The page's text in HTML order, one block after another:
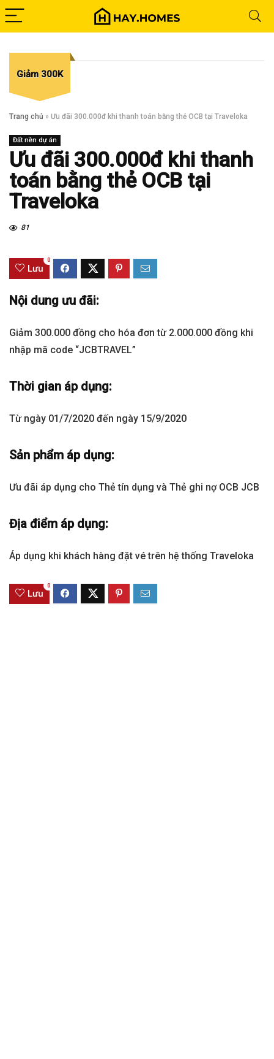
Giảm 300K
Trang chủ » Ưu đãi 300.000đ khi thanh toán bằng thẻ OCB tại Traveloka
Đất nền dự án
Ưu đãi 300.000đ khi thanh
toán bằng thẻ OCB tại
Traveloka
81
Lưu
0
Nội dung ưu đãi:
Giảm 300.000 đồng cho hóa đơn từ 2.000.000 đồng khi
nhập mã code “JCBTRAVEL”
Thời gian áp dụng:
Từ ngày 01/7/2020 đến ngày 15/9/2020
Sản phẩm áp dụng:
Ưu đãi áp dụng cho Thẻ tín dụng và Thẻ ghi nợ OCB JCB
Địa điểm áp dụng:
Áp dụng khi khách hàng đặt vé trên hệ thống Traveloka
Lưu
0